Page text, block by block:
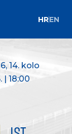
HREN
, 14. kolo
| 18:00